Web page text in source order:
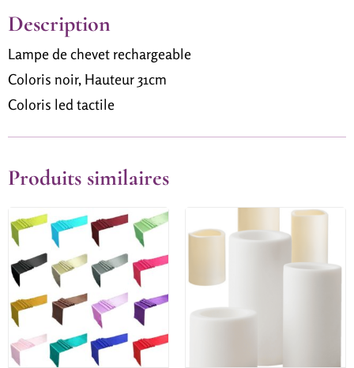
Description
Lampe de chevet rechargeable
Coloris noir, Hauteur 31cm
Coloris led tactile
Produits similaires